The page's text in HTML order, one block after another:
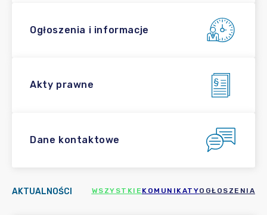
Ogłoszenia i informacje
Akty prawne
Dane kontaktowe
AKTUALNOŚCI WSZYSTKIE KOMUNIKATYOGŁOSZENIA